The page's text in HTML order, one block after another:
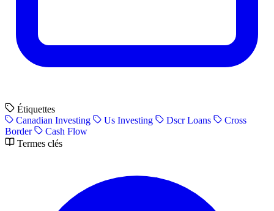
Étiquettes
Canadian Investing
Us Investing Dscr Loans
Cross
Border
Cash Flow
Termes clés